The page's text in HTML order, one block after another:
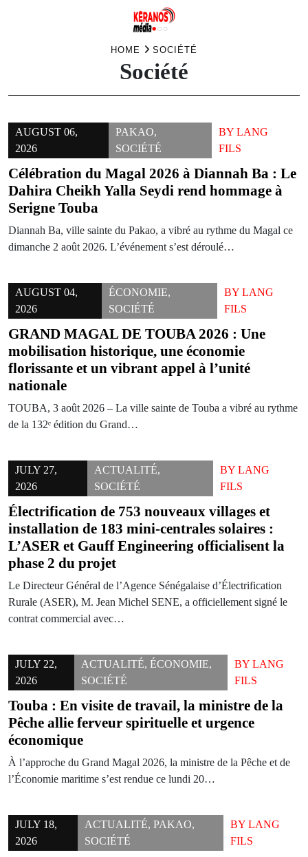
HOME SOCIÉTÉ
Société
AUGUST 06,
2026
PAKAO,
SOCIÉTÉ
BY LANG
FILS
Célébration du Magal 2026 à Diannah Ba : Le
Dahira Cheikh Yalla Seydi rend hommage à
Serigne Touba
Diannah Ba, ville sainte du Pakao, a vibré au rythme du Magal ce
dimanche 2 août 2026. L’événement s’est déroulé…
AUGUST 04,
2026
ÉCONOMIE,
SOCIÉTÉ
BYLANG
FILS
GRAND MAGAL DE TOUBA 2026 : Une
mobilisation historique, une économie
florissante et un vibrant appel à l’unité
nationale
TOUBA, 3 août 2026 – La ville sainte de Touba a vibré au rythme
de la 132ᵉ édition du Grand…
JULY 27,
2026
ACTUALITÉ,
SOCIÉTÉ
BY LANG
FILS
Électrification de 753 nouveaux villages et
installation de 183 mini-centrales solaires :
L’ASER et Gauff Engineering officialisent la
phase 2 du projet
Le Directeur Général de l’Agence Sénégalaise d’Électrification
Rurale (ASER), M. Jean Michel SENE, a officiellement signé le
contrat commercial avec…
JULY 22,
2026
ACTUALITÉ, ÉCONOMIE,
SOCIÉTÉ
BYLANG
FILS
Touba : En visite de travail, la ministre de la
Pêche allie ferveur spirituelle et urgence
économique
À l’approche du Grand Magal 2026, la ministre de la Pêche et de
l’Économie maritime s’est rendue ce lundi 20…
JULY 18,
2026
ACTUALITÉ, PAKAO,
SOCIÉTÉ
BYLANG
FILS